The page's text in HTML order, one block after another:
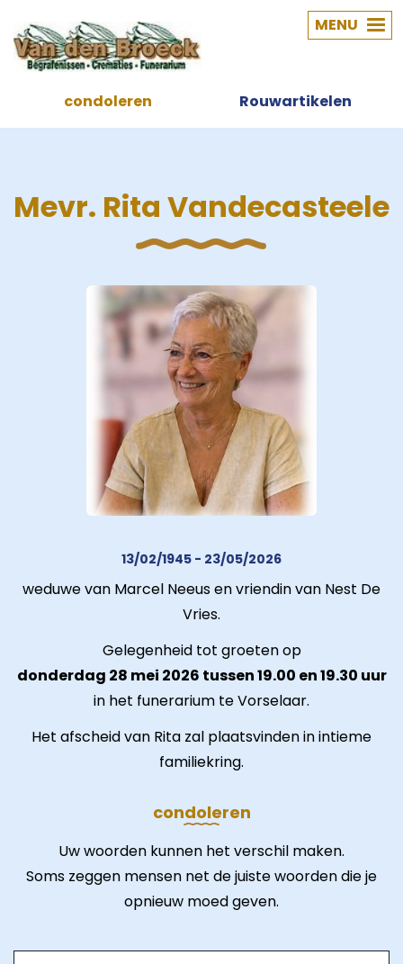
condoleren Rouwartikelen
MENU
Mevr. Rita Vandecasteele
13/02/1945 - 23/05/2026
weduwe van Marcel Neeus en vriendin van Nest De
Vries.
Gelegenheid tot groeten op
donderdag 28 mei 2026 tussen 19.00 en 19.30 uur
in het funerarium te Vorselaar.
Het afscheid van Rita zal plaatsvinden in intieme
familiekring.
condoleren
Uw woorden kunnen het verschil maken.
Soms zeggen mensen net de juiste woorden die je
opnieuw moed geven.